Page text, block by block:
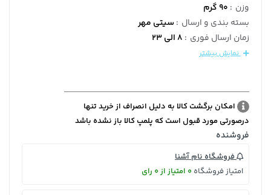
وزن : 90 گرم
بسته بندی و ارسال :سیتی مهر
زمان ارسال فوری : 8 الی 23
نمایش بیشتر
امکان برگشت کالا به دلیل انصراف از خرید تنها
درصورتی مورد قبول است که پلمپ کالا باز نشده باشد
فروشنده
فروشگاه نام آشنا
امتیاز فروشگاه 0 امتیاز از 0 رای